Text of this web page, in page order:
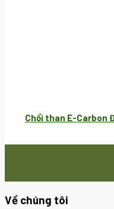
Chổi than E-Carbon
Về chúng tôi